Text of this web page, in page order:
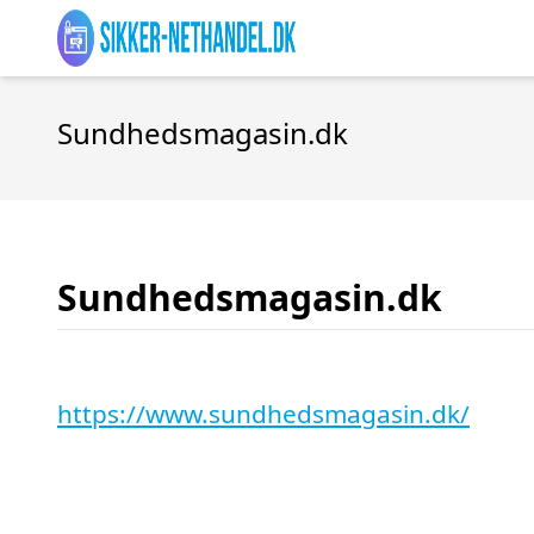
Sundhedsmagasin.dk
Sundhedsmagasin.dk
https://www.sundhedsmagasin.dk/